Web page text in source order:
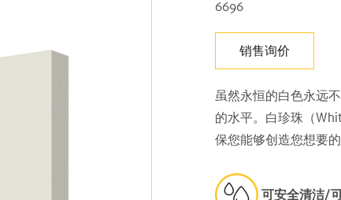
6696
销售询价
虽然永恒的白色永远
的水平。白珍珠（
保您能够创造您想要
可安全清洁/